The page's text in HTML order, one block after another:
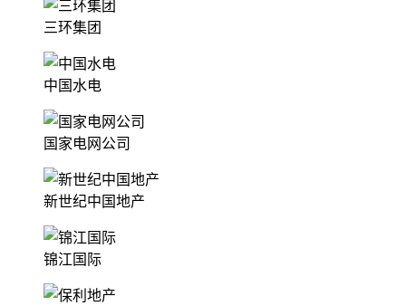
三环集团
中国水电
国家电网公司
新世纪中国地产
锦江国际